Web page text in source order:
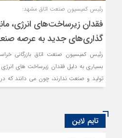
رئیس کمیسیون صنعت اتاق مشهد:
فقدان زیرساخت‌های انرژی،
گذاری‌های جدید به عرصه
رئیس کمیسیون صنعت اتاق بازرگانی
بسیاری به دلیل فقدان زیرساخت های انرژی
تولید و صنعت ندارند، چون می دانند که
جدی در این بخش مواجه خواهند شد.
تایم لاین